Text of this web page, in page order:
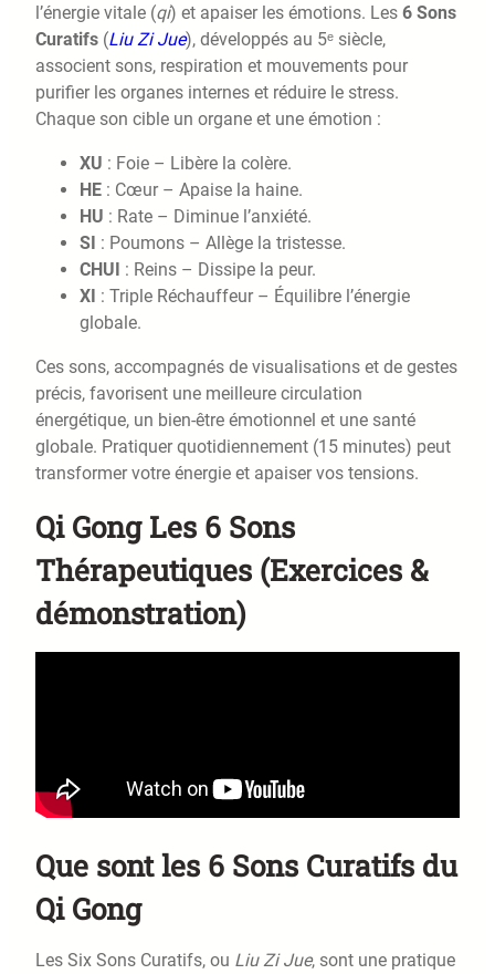
l’énergie vitale (qi) et apaiser les émotions. Les 6 Sons
Curatifs (Liu Zi Jue), développés au 5ᵉ siècle,
associent sons, respiration et mouvements pour
purifier les organes internes et réduire le stress.
Chaque son cible un organe et une émotion :
XU : Foie – Libère la colère.
HE : Cœur – Apaise la haine.
HU : Rate – Diminue l’anxiété.
SI : Poumons – Allège la tristesse.
CHUI : Reins – Dissipe la peur.
XI : Triple Réchauffeur – Équilibre l’énergie
globale.
Ces sons, accompagnés de visualisations et de gestes
précis, favorisent une meilleure circulation
énergétique, un bien-être émotionnel et une santé
globale. Pratiquer quotidiennement (15 minutes) peut
transformer votre énergie et apaiser vos tensions.
Qi Gong Les 6 Sons
Thérapeutiques (Exercices &
démonstration)
Que sont les 6 Sons Curatifs du
Qi Gong
Les Six Sons Curatifs, ou Liu Zi Jue, sont une pratique